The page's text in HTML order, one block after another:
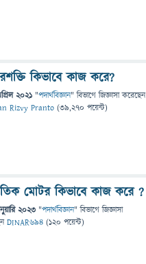
কিভাবে কাজ করে?
2021 "পদার্থবিজ্ঞান" বিভাগে জিজ্ঞাসাকরেছেন
Rizvy Pranto (39,270 পয়েন্ট)
মোটর কিভাবে কাজ করে ?
2023 "পদার্থবিজ্ঞান" বিভাগে জিজ্ঞাসা
DINAR694 (120 পয়েন্ট)